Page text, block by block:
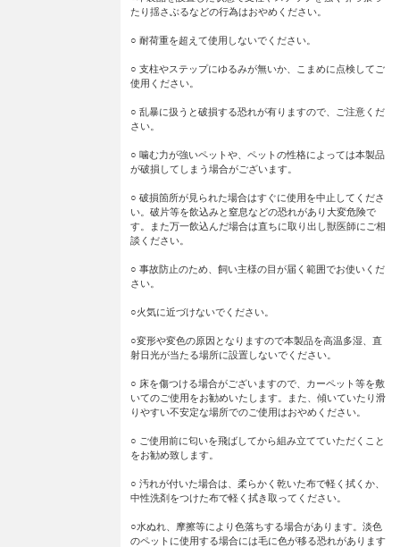
たり揺さぶるなどの行為はおやめください。
○ 耐荷重を超えて使用しないでください。
○ 支柱やステップにゆるみが無いか、こまめに点検してご
使用ください。
○ 乱暴に扱うと破損する恐れが有りますので、ご注意くだ
さい。
○ 噛む力が強いペットや、ペットの性格によっては本製品
が破損してしまう場合がございます。
○ 破損箇所が見られた場合はすぐに使用を中止してくださ
い。破片等を飲込みと窒息などの恐れがあり大変危険で
す。また万一飲込んだ場合は直ちに取り出し獣医師にご相
談ください。
○ 事故防止のため、飼い主様の目が届く範囲でお使いくだ
さい。
○火気に近づけないでください。
○変形や変色の原因となりますので本製品を高温多湿、直
射日光が当たる場所に設置しないでください。
○ 床を傷つける場合がございますので、カーペット等を敷
いてのご使用をお勧めいたします。また、傾いていたり滑
りやすい不安定な場所でのご使用はおやめください。
○ ご使用前に匂いを飛ばしてから組み立てていただくこと
をお勧め致します。
○ 汚れが付いた場合は、柔らかく乾いた布で軽く拭くか、
中性洗剤をつけた布で軽く拭き取ってください。
○水ぬれ、摩擦等により色落ちする場合があります。淡色
のペットに使用する場合には毛に色が移る恐れがあります